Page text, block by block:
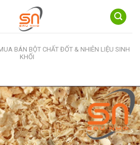
BÁN BỘT CHẤT ĐỐT & NHIÊN LIỆU SINH
KHỐI